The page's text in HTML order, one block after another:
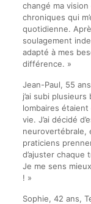
changé ma vision
chroniques qui
quotidienne.
soulagement
adapté à mes
différence. »
Jean-Paul, 55
j’ai subi
lombaires
vie. J’ai décidé
neurovertébrale,
praticiens
d’ajuster
Je me sens
! »
Sophie, 42 ans,